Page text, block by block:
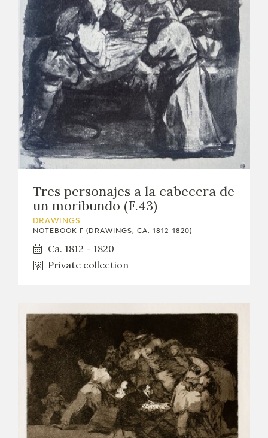
Tres personajes a la cabecera de
un moribundo (F.43)
DRAWINGS
NOTEBOOK F (DRAWINGS, CA. 1812-1820)
Ca. 1812 - 1820
Private collection